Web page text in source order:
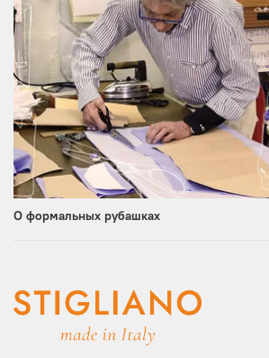
О формальных рубашках